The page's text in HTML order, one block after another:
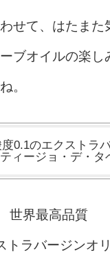
せて、はたまた
ブオイルの楽し
。
0.1のエクストラ
ィージョ・デ・タ
世界最高品質
トラバージンオ